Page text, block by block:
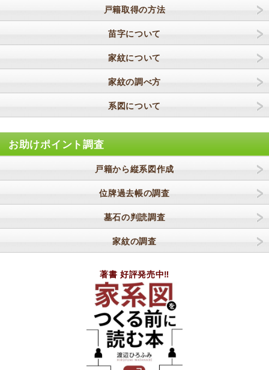
戸籍取得の方法
苗字について
家紋について
家紋の調べ方
系図について
お助けポイント調査
戸籍から縦系図作成
位牌過去帳の調査
墓石の判読調査
家紋の調査
著書 好評発売中‼